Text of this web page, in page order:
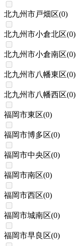
北九州市戸畑区(0)
北九州市小倉北区(0)
北九州市小倉南区(0)
北九州市八幡東区(0)
北九州市八幡西区(0)
福岡市東区(0)
福岡市博多区(0)
福岡市中央区(0)
福岡市南区(0)
福岡市西区(0)
福岡市城南区(0)
福岡市早良区(0)